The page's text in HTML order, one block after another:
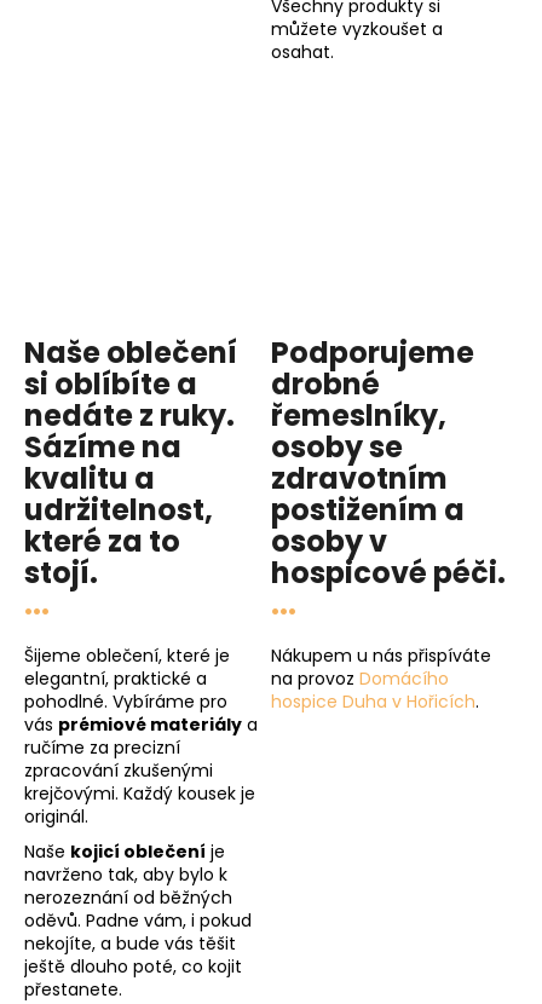
Všechny produkty si
můžete vyzkoušet a
osahat.
Naše oblečení
si oblíbíte a
nedáte z ruky.
Sázíme na
kvalitu a
udržitelnost,
které za to
stojí.
...
Šijeme oblečení, které je
elegantní, praktické a
pohodlné. Vybíráme pro
vás prémiové materiály a
ručíme za precizní
zpracování zkušenými
krejčovými. Každý kousek je
originál.
Naše kojicí oblečení je
navrženo tak, aby bylo k
nerozeznání od běžných
oděvů. Padne vám, i pokud
nekojíte, a bude vás těšit
ještě dlouho poté, co kojit
přestanete.
Podporujeme
drobné
řemeslníky,
osoby se
zdravotním
postižením a
osoby v
hospicové péči.
...
Nákupem u nás přispíváte
na provoz Domácího
hospice Duha v Hořicích.